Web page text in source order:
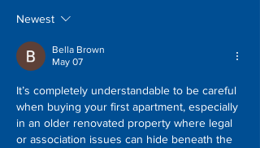
Newest
Bella Brown
May 07
It’s completely understandable to be careful
when buying your first apartment, especially
in an older renovated property where legal
or association issues can hide beneath the